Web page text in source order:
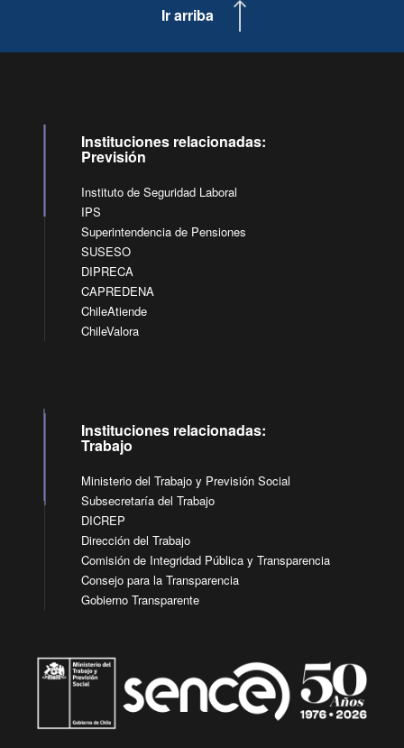
Ir arriba
Instituciones relacionadas:
Previsión
Instituto de Seguridad Laboral
IPS
Superintendencia de Pensiones
SUSESO
DIPRECA
CAPREDENA
ChileAtiende
ChileValora
Instituciones relacionadas:
Trabajo
Ministerio del Trabajo y Previsión Social
Subsecretaría del Trabajo
DICREP
Dirección del Trabajo
Comisión de Integridad Pública y Transparencia
Consejo para la Transparencia
Gobierno Transparente